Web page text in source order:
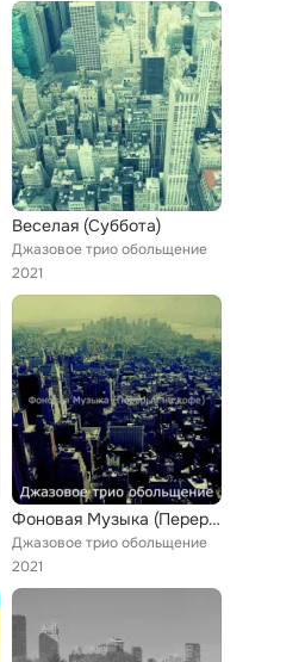
Веселая (Суббота)
Джазовое трио обольщение
2021
Фоновая Музыка (Перерыв на кофе)
Джазовое трио обольщение
2021